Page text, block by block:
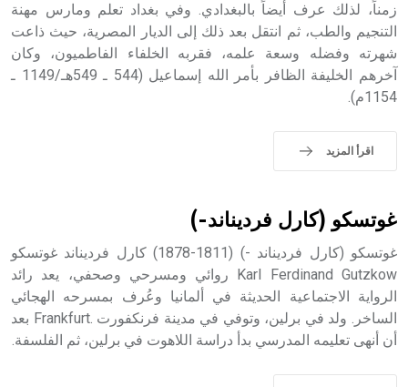
- هل تعلم أن الأبجدية الكنعانية تتألف من /22/ علامة كتابية
زمناً، لذلك عرف أيضاً بالبغدادي. وفي بغداد تعلم ومارس مهنة
التنجيم والطب، ثم انتقل بعد ذلك إلى الديار المصرية، حيث ذاعت
شهرته وفضله وسعة علمه، فقربه الخلفاء الفاطميون، وكان
آخرهم الخليفة الظافر بأمر الله إسماعيل (544 ـ 549هـ/1149 ـ
1154م).
اقرأ المزيد
غوتسكو (كارل فرديناند-)
غوتسكو (كارل فرديناند -) (1811-1878) كارل فرديناند غوتسكو
Karl Ferdinand Gutzkow روائي ومسرحي وصحفي، يعد رائد
الرواية الاجتماعية الحديثة في ألمانيا وعُرف بمسرحه الهجائي
الساخر. ولد في برلين، وتوفي في مدينة فرنكفورت .Frankfurt بعد
أن أنهى تعليمه المدرسي بدأ دراسة اللاهوت في برلين، ثم الفلسفة.